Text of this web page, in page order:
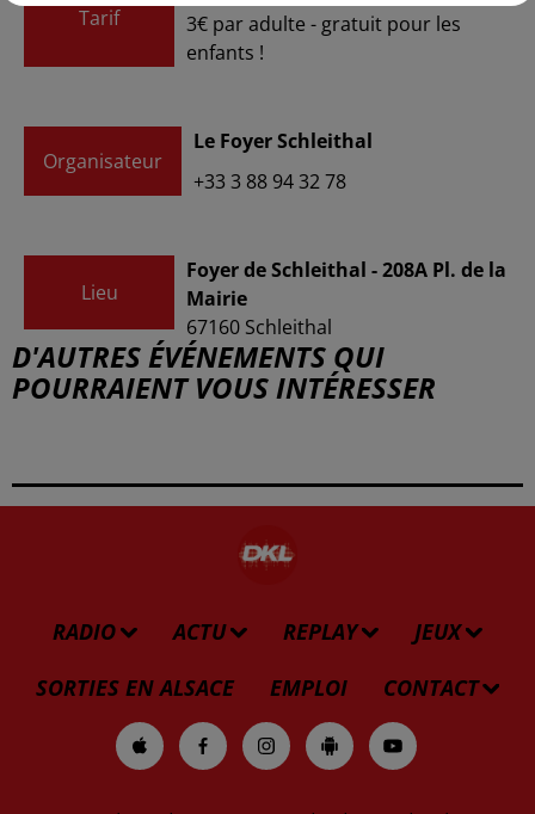
Tarif
3€ par adulte - gratuit pour les
enfants !
Organisateur
Le Foyer Schleithal
+33 3 88 94 32 78
Lieu
Foyer de Schleithal - 208A Pl. de la
Mairie
67160 Schleithal
D'AUTRES ÉVÉNEMENTS QUI
POURRAIENT VOUS INTÉRESSER
RADIO ACTU REPLAY
JEUX
SORTIES EN ALSACE
EMPLOI CONTACT